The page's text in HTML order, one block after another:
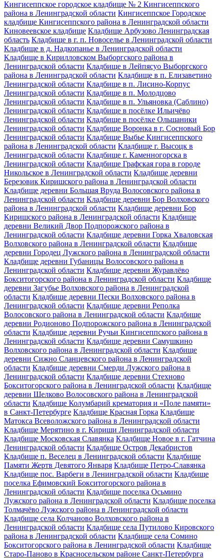
Кингисеппское городское кладбище № 2 Кингисеппского
района в Ленинградской области Кингисеппское Городское
кладбище Кингисеппского района в Ленинградской области
Киновеевское кладбище Кладбище Арбузово Ленинградская
область Кладбище в г. п. Новоселье в Ленинградской области
Кладбище в д. Надкопанье в Ленинградской области
Кладбище в Кирилловском Выборгского района в
Ленинградской области Кладбище в Лейпясуо Выборгского
района в Ленинградской области Кладбище в п. Елизаветино
Ленинградской области Кладбище в п. Лисино-Корпус
Ленинградской области Кладбище в п. Молодцово
Ленинградской области Кладбище в п. Ульяновка (Саблино)
Ленинградской области Кладбище в посёлке Ильичёво
Ленинградской области Кладбище в посёлке Ольшаники
Ленинградской области Кладбище Воронка в г. Сосновый Бор
Ленинградской области Кладбище Выбье Кингисеппского
района в Ленинградской области Кладбище г. Высоцк в
Ленинградской области Кладбище г. Каменногорска в
Ленинградской области Кладбище Графская гора в городе
Никольское в Ленинградской области Кладбище деревни
Березовик Киришского района в Ленинградской области
Кладбище деревни Большая Вруда Волосовского района в
Ленинградской области Кладбище деревни Бор Волховского
района в Ленинградской области Кладбище деревни Бор
Киришского района в Ленинградской области Кладбище
деревни Великий Двор Подпорожского района в
Ленинградской области Кладбище деревни Горка Хваловская
Волховского района в Ленинградской области Кладбище
деревни Городец Лужского района в Ленинградской области
Кладбище деревни Губаницы Волосовского района в
Ленинградской области Кладбище деревни Журавлёво
Бокситогорского района в Ленинградской области Кладбище
деревни Загубье Волховского района в Ленинградской
области Кладбище деревни Пески Волховского района в
Ленинградской области Кладбище деревни Реполка
Волосовского района в Ленинградской области Кладбище
деревни Родионово Подпорожского района в Ленинградской
области Кладбище деревни Ручьи Кингисеппского района в
Ленинградской области Кладбище деревни Самушкино
Волховского района в Ленинградской области Кладбище
деревни Сижно Сланцевского района в Ленинградской
области Кладбище деревни Смерди Лужского района в
Ленинградской области Кладбище деревни Стехново
Бокситогорского района в Ленинградской области Кладбище
деревни Шелково Волосовского района в Ленинградской
области Кладбище Колумбарий крематория и «Поле памяти»
в Санкт-Петербурге Кладбище Красная Горка Кладбище
Матокса Всеволожского района в Ленинградской области
Кладбище Мерятино в г. Кириши Ленинградской области
Кладбище Московская Славянка Кладбище Новое в г. Гатчина
Ленинградской области Кладбище Остров Декабристов
Кладбище п. Веселец в Ленинградской области Кладбище
Памяти Жертв Девятого Января Кладбище Петро-Славянка
Кладбище пос. Варбеги в Ленинградской области Кладбище
поселка Ефимовский Бокситогорского района в
Ленинградской области Кладбище поселка Осьмино
Лужского района в Ленинградской области Кладбище поселка
Толмачёво Лужского района в Ленинградской области
Кладбище села Колчаново Волховского района в
Ленинградской области Кладбище села Путилово Кировского
района в Ленинградской области Кладбище села Сомино
Бокситогорского района в Ленинградской области Кладбище
Старо-Паново в Красносельском районе Санкт-Петербурга